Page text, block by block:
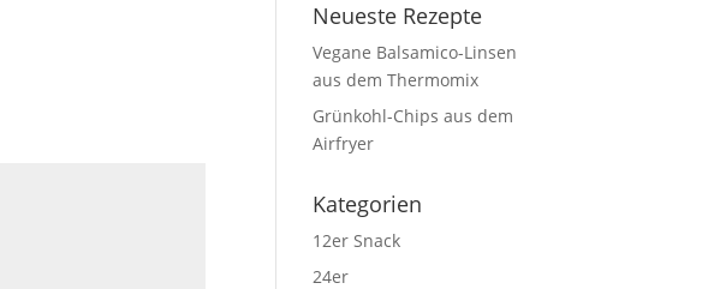
Neueste Rezepte
Vegane Balsamico-Linsen
aus dem Thermomix
Grünkohl-Chips aus dem
Airfryer
Kategorien
12er Snack
24er